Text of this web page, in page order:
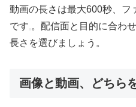
動画の長さは最大600秒、フ
です 。配信面と目的に合わ
長さを選びましょう。
画像と動画、どちら